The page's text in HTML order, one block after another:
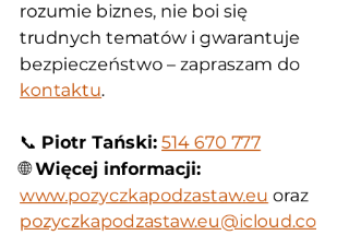
rozumie biznes, nie boi się
trudnych tematów i gwarantuje
bezpieczeństwo – zapraszam do
kontaktu.
📞 Piotr Tański: 514 670 777
🌐 Więcej informacji:
www.pozyczkapodzastaw.eu oraz
pozyczkapodzastaw.eu@icloud.co